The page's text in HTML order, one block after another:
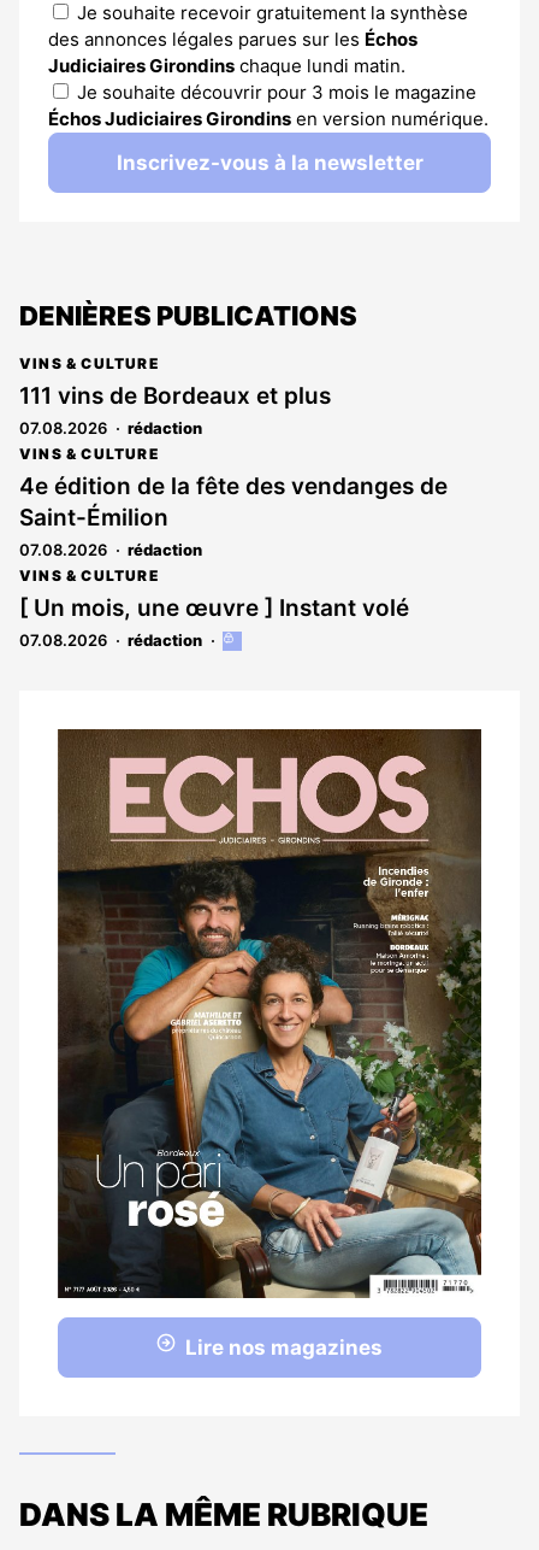
Je souhaite recevoir gratuitement la synthèse
des annonces légales parues sur les Échos
Judiciaires Girondins chaque lundi matin.
Je souhaite découvrir pour 3 mois le magazine
Échos Judiciaires Girondins en version numérique.
Inscrivez-vous à la newsletter
DENIÈRES PUBLICATIONS
VINS & CULTURE
111 vins de Bordeaux et plus
07.08.2026 rédaction
VINS & CULTURE
4e édition de la fête des vendanges de
Saint-Émilion
07.08.2026 rédaction
VINS & CULTURE
[ Un mois, une œuvre ] Instant volé
07.08.2026 rédaction
Cet
aux
abonnés
Notre
dernier
magazine
Lire nos magazines
DANS LA MÊME RUBRIQUE